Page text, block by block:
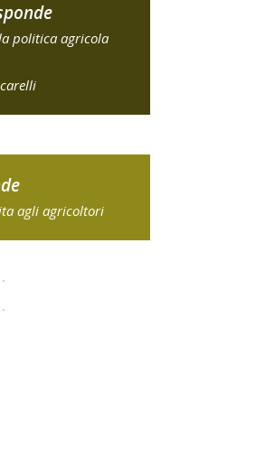
politica agricola
agli agricoltori